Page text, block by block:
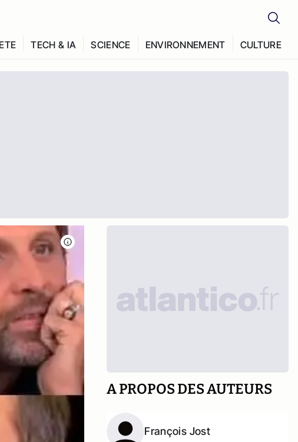
TECH & IA SCIENCE ENVIRONNEMENT CULTURE
A PROPOS DES AUTEURS
François Jost